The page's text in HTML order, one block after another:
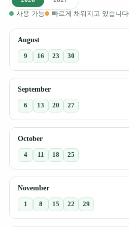
사용 가능
빠르게 채워지고 있습니다
August
9 16 23 30
September
6 13 20 27
October
4 11 18 25
November
1 8 15 22 29